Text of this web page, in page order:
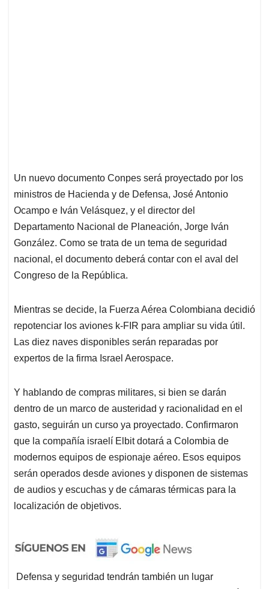
Un nuevo documento Conpes será proyectado por los
ministros de Hacienda y de Defensa, José Antonio
Ocampo e Iván Velásquez, y el director del
Departamento Nacional de Planeación, Jorge Iván
González. Como se trata de un tema de seguridad
nacional, el documento deberá contar con el aval del
Congreso de la República.
Mientras se decide, la Fuerza Aérea Colombiana decidió
repotenciar los aviones k-FIR para ampliar su vida útil.
Las diez naves disponibles serán reparadas por
expertos de la firma Israel Aerospace.
Y hablando de compras militares, si bien se darán
dentro de un marco de austeridad y racionalidad en el
gasto, seguirán un curso ya proyectado. Confirmaron
que la compañía israelí Elbit dotará a Colombia de
modernos equipos de espionaje aéreo. Esos equipos
serán operados desde aviones y disponen de sistemas
de audios y escuchas y de cámaras térmicas para la
localización de objetivos.
Defensa y seguridad tendrán también un lugar